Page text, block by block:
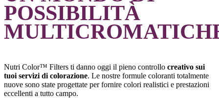
POSSIBILITÀ
Nutri Color™ Filters ti danno oggi il pieno controllo creativo sui
tuoi servizi di colorazione. Le nostre formule coloranti totalmente
nuove sono state progettate per fornire colori realistici e prestazioni
eccellenti a tutto campo.